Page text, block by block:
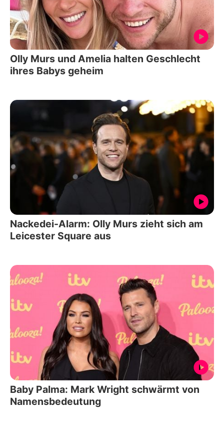
Olly Murs und Amelia halten Geschlecht
ihres Babys geheim
Nackedei-Alarm: Olly Murs zieht sich am
Leicester Square aus
Baby Palma: Mark Wright schwärmt von
Namensbedeutung